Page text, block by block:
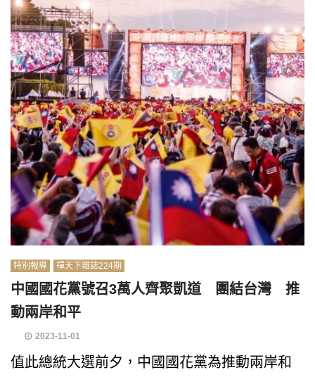
特別報導 禪天下雜誌224期
中國國花黨號召3萬人齊聚凱道 團結台灣 推
動兩岸和平
2023-11-01
值此總統大選前夕，中國國花黨為推動兩岸和